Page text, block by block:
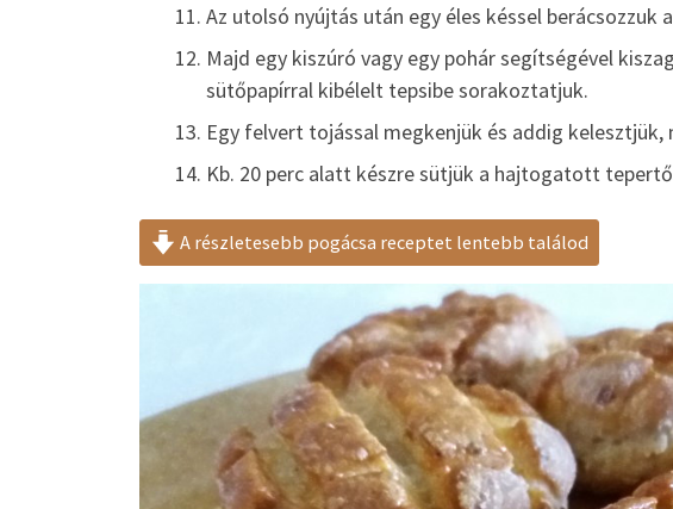
Az utolsó nyújtás után egy éles késsel berácsozzuk
Majd egy kiszúró vagy egy pohár segítségével
sütőpapírral kibélelt tepsibe sorakoztatjuk.
Egy felvert tojással megkenjük és addig kelesztjük,
Kb. 20 perc alatt készre sütjük a hajtogatott
A részletesebb pogácsa receptet lentebb találod